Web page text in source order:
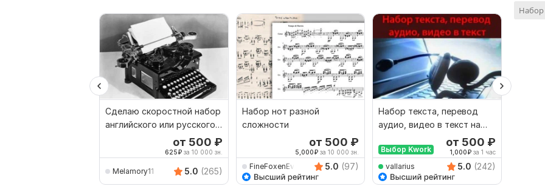
Сделаю скоростной набор
английского или русского
от 500 ₽
625₽за 10 000 зн.
Melamory11 5.0 (265)
Набор нот разной
сложности
от 500 ₽
5,000₽ за 10 000 зн.
FineFoxenEve 5.0 (97)
Набор текста, перевод
аудио, видео в текст на
Выбор Kwork
от 500 ₽
1,000₽за 1 час
vallarius 5.0 (242)
Набор